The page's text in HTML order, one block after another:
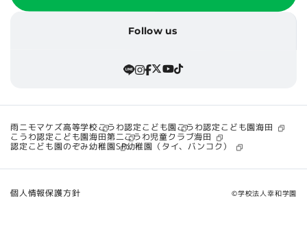
Follow us
雨ニモマケズ高等学校こうわ認定こども園こうわ認定こども園海田
こうわ認定こども園海田第二こうわ児童クラブ海田
認定こども園のぞみ幼稚園SP幼稚園（タイ、バンコク）
個人情報保護方針 ©学校法人幸和学園